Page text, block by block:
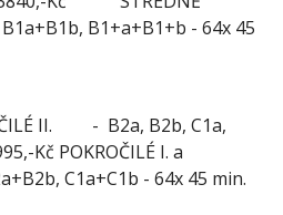
B1+a+B1+b - 64x 45
II. - B2a, B2b, C1a,
Kč POKROČILÉ I. a
C1a+C1b - 64x 45 min.